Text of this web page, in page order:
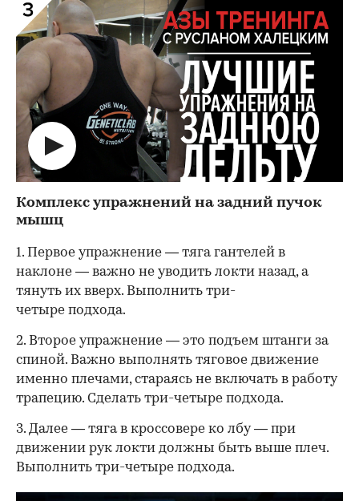
Комплекс упражнений на задний пучок
мышц
1. Первое упражнение — тяга гантелей в
наклоне — важно не уводить локти назад, а
тянуть их вверх. Выполнить три-
четыре подхода.
2. Второе упражнение — это подъем штанги за
спиной. Важно выполнять тяговое движение
именно плечами, стараясь не включать в работу
трапецию. Сделать три-четыре подхода.
3. Далее — тяга в кроссовере ко лбу — при
движении рук локти должны быть выше плеч.
Выполнить три-четыре подхода.